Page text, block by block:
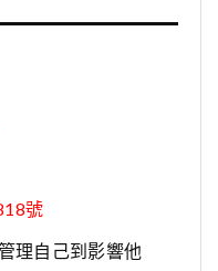
號
理自己到影響他